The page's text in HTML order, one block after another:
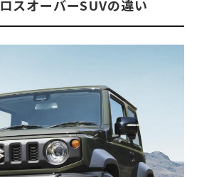
スオーバーSUVの違い